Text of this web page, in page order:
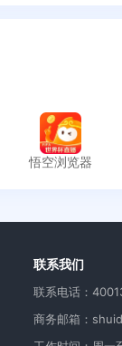
悟空浏览器
联系我们
联系电话：
商务邮箱：